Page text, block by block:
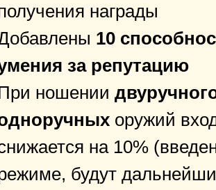
награды
10
за репутацию
ношении
оружий
на 10%
будут